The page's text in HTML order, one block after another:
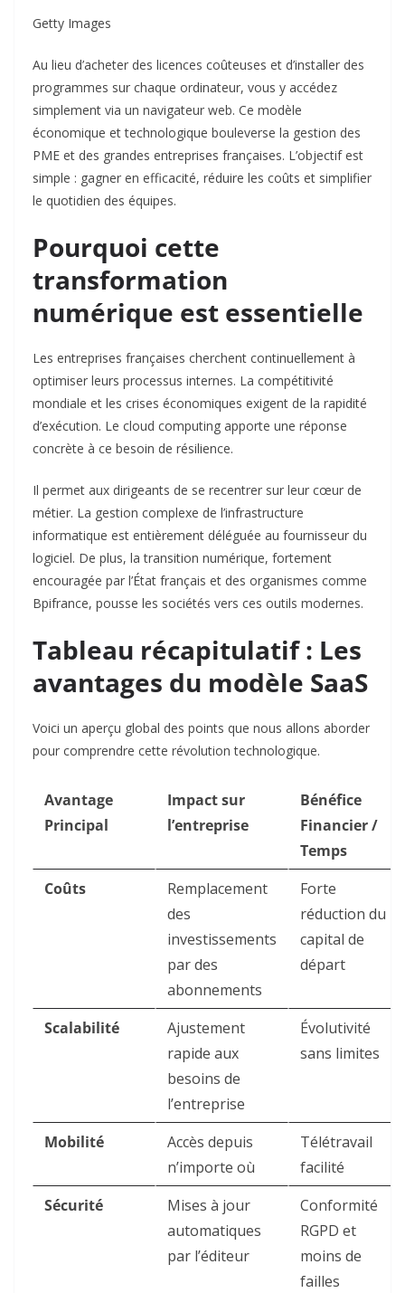
Getty Images
Au lieu d’acheter des licences coûteuses et d’installer des
programmes sur chaque ordinateur, vous y accédez
simplement via un navigateur web. Ce modèle
économique et technologique bouleverse la gestion des
PME et des grandes entreprises françaises. L’objectif est
simple : gagner en efficacité, réduire les coûts et simplifier
le quotidien des équipes.
Pourquoi cette
transformation
numérique est essentielle
Les entreprises françaises cherchent continuellement à
optimiser leurs processus internes. La compétitivité
mondiale et les crises économiques exigent de la rapidité
d’exécution. Le cloud computing apporte une réponse
concrète à ce besoin de résilience.
Il permet aux dirigeants de se recentrer sur leur cœur de
métier. La gestion complexe de l’infrastructure
informatique est entièrement déléguée au fournisseur du
logiciel. De plus, la transition numérique, fortement
encouragée par l’État français et des organismes comme
Bpifrance, pousse les sociétés vers ces outils modernes.
Tableau récapitulatif : Les
avantages du modèle SaaS
Voici un aperçu global des points que nous allons aborder
pour comprendre cette révolution technologique.
Avantage
Principal
Impact sur
l’entreprise
Bénéfice
Financier /
Temps
Coûts
Remplacement
des
investissements
par des
abonnements
Forte
réduction du
capital de
départ
Scalabilité
Ajustement
rapide aux
besoins de
l’entreprise
Évolutivité
sans limites
Mobilité
Accès depuis
n’importe où
Télétravail
facilité
Sécurité
Mises à jour
automatiques
par l’éditeur
Conformité
RGPD et
moins de
failles